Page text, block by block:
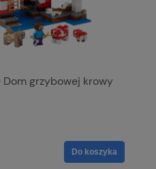
Dom grzybowej krowy
Do koszyka